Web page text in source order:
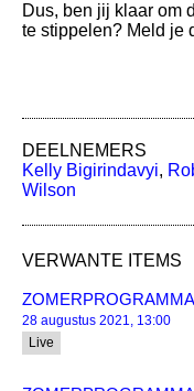
Dus, ben jij klaar om
te stippelen? Meld je
DEELNEMERS
Kelly Bigirindavyi,
Wilson
VERWANTE ITEMS
28 augustus 2021, 13:00
Live